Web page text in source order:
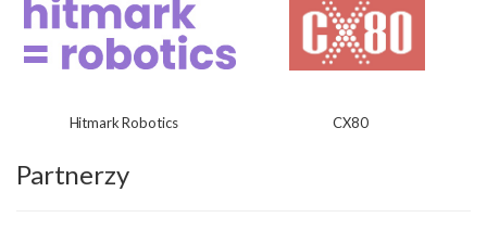
Hitmark Robotics CX80
Partnerzy